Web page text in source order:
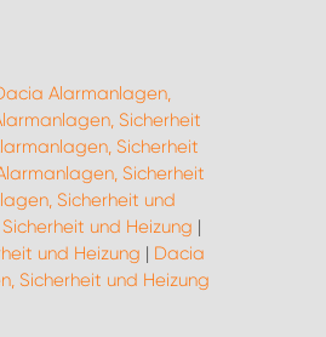
Alarmanlagen,
Sicherheit
Sicherheit
Sicherheit
Sicherheit und
und Heizung |
und Heizung | Dacia
Sicherheit und Heizung